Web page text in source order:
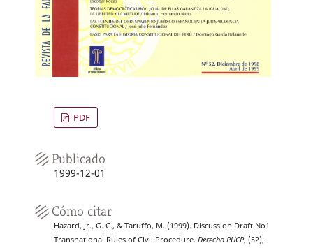
PDF
Publicado
1999-12-01
Cómo citar
Hazard, Jr., G. C., & Taruffo, M. (1999). Discussion Draft No1
Transnational Rules of Civil Procedure. Derecho PUCP, (52),